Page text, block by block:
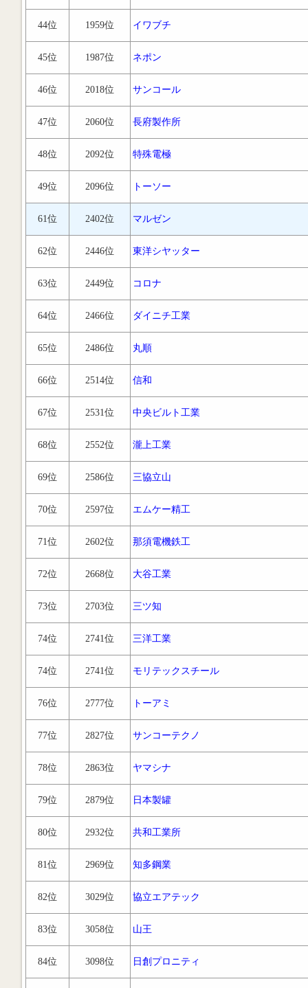
44位 1959位 イワブチ
45位 1987位 ネポン
46位 2018位 サンコール
47位 2060位 長府製作所
48位 2092位 特殊電極
49位 2096位 トーソー
61位 2402位 マルゼン
62位 2446位 東洋シヤッター
63位 2449位 コロナ
64位 2466位 ダイニチ工業
65位 2486位 丸順
66位 2514位 信和
67位 2531位 中央ビルト工業
68位 2552位 瀧上工業
69位 2586位 三協立山
70位 2597位 エムケー精工
71位 2602位 那須電機鉄工
72位 2668位 大谷工業
73位 2703位 三ツ知
74位 2741位 三洋工業
74位 2741位 モリテックスチール
76位 2777位 トーアミ
77位 2827位 サンコーテクノ
78位 2863位 ヤマシナ
79位 2879位 日本製罐
80位 2932位 共和工業所
81位 2969位 知多鋼業
82位 3029位 協立エアテック
83位 3058位 山王
84位 3098位 日創プロニティ